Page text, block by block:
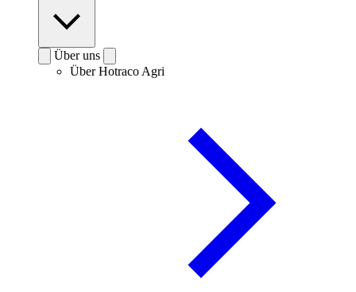
Über uns
Über Hotraco Agri